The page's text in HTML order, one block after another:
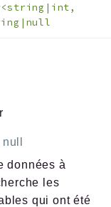
null
données à
les
qui ont été